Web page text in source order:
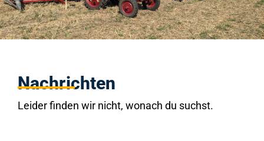
Nachrichten
Leider finden wir nicht, wonach du suchst.